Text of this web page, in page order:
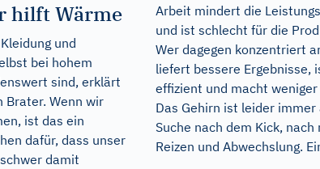
hilft Wärme
und
bei hohem
sind, erklärt
Brater. Wenn wir
ist das ein
dafür, dass unser
damit
Arbeit mindert die
und ist schlecht für die
Wer dagegen konzentriert
liefert bessere Ergebnisse,
effizient und macht weniger
Das Gehirn ist leider immer
Suche nach dem Kick, nach
Reizen und Abwechslung.